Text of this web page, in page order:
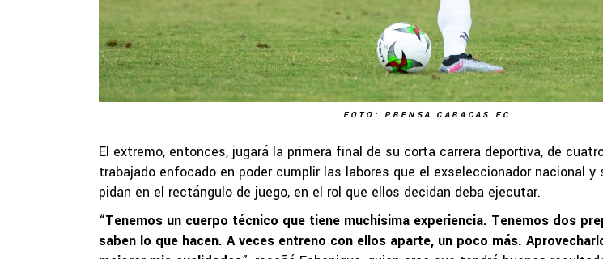
FOTO: PRENSA CARACAS FC
El extremo, entonces, jugará la primera final de su corta carrera deportiva, de
trabajado enfocado en poder cumplir las labores que el exseleccionador nacional y
pidan en el rectángulo de juego, en el rol que ellos decidan deba ejecutar.
“Tenemos un cuerpo técnico que tiene muchísima experiencia. Tenemos dos
saben lo que hacen. A veces entreno con ellos aparte, un poco más.